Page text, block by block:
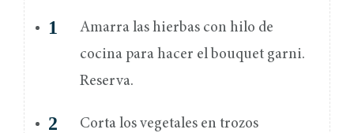
Amarra las hierbas con hilo de
cocina para hacer el bouquet garni.
Reserva.
Corta los vegetales en trozos